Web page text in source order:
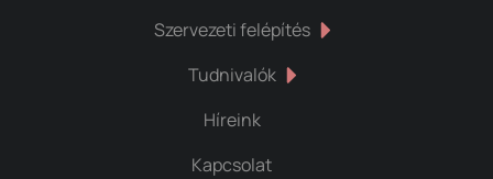
Szervezeti felépítés
Tudnivalók
Híreink
Kapcsolat